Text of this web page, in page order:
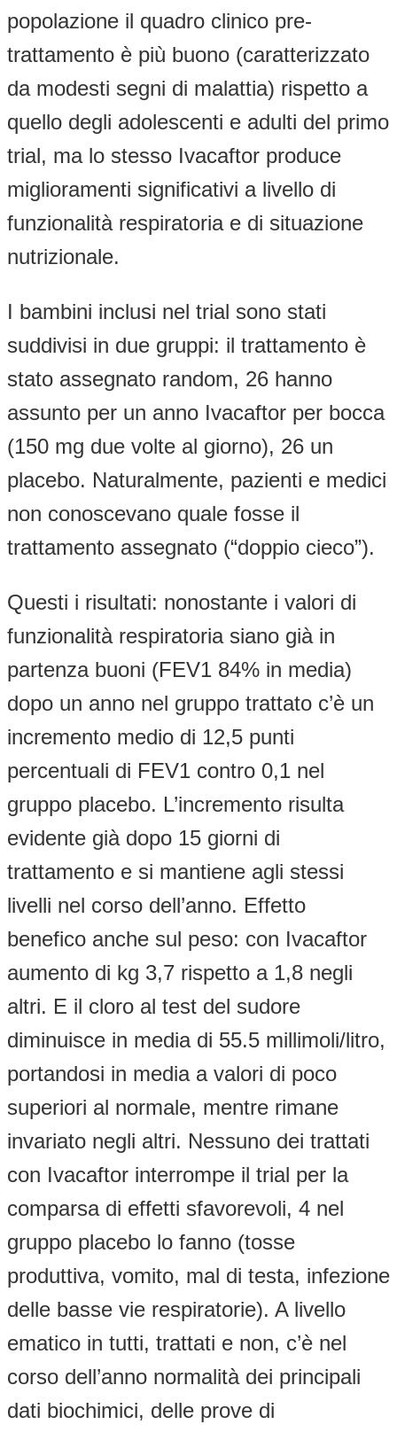
popolazione il quadro clinico pre-
trattamento è più buono (caratterizzato
da modesti segni di malattia) rispetto a
quello degli adolescenti e adulti del primo
trial, ma lo stesso Ivacaftor produce
miglioramenti significativi a livello di
funzionalità respiratoria e di situazione
nutrizionale.
I bambini inclusi nel trial sono stati
suddivisi in due gruppi: il trattamento è
stato assegnato random, 26 hanno
assunto per un anno Ivacaftor per bocca
(150 mg due volte al giorno), 26 un
placebo. Naturalmente, pazienti e medici
non conoscevano quale fosse il
trattamento assegnato (“doppio cieco”).
Questi i risultati: nonostante i valori di
funzionalità respiratoria siano già in
partenza buoni (FEV1 84% in media)
dopo un anno nel gruppo trattato c’è un
incremento medio di 12,5 punti
percentuali di FEV1 contro 0,1 nel
gruppo placebo. L’incremento risulta
evidente già dopo 15 giorni di
trattamento e si mantiene agli stessi
livelli nel corso dell’anno. Effetto
benefico anche sul peso: con Ivacaftor
aumento di kg 3,7 rispetto a 1,8 negli
altri. E il cloro al test del sudore
diminuisce in media di 55.5 millimoli/litro,
portandosi in media a valori di poco
superiori al normale, mentre rimane
invariato negli altri. Nessuno dei trattati
con Ivacaftor interrompe il trial per la
comparsa di effetti sfavorevoli, 4 nel
gruppo placebo lo fanno (tosse
produttiva, vomito, mal di testa, infezione
delle basse vie respiratorie). A livello
ematico in tutti, trattati e non, c’è nel
corso dell’anno normalità dei principali
dati biochimici, delle prove di